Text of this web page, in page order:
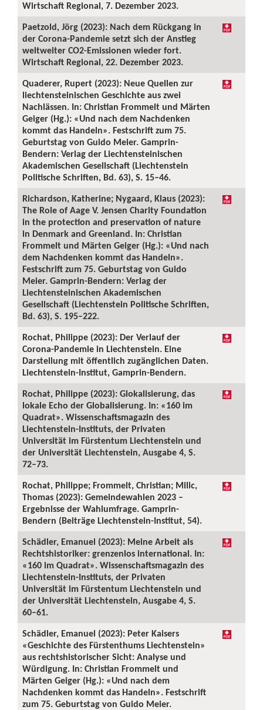
Wirtschaft Regional, 7. Dezember 2023.
Paetzold, Jörg (2023): Nach dem Rückgang in
der Corona-Pandemie setzt sich der Anstieg
weltweiter CO2-Emissionen wieder fort.
Wirtschaft Regional, 22. Dezember 2023.
Quaderer, Rupert (2023): Neue Quellen zur
liechtensteinischen Geschichte aus zwei
Nachlässen. In: Christian Frommelt und Märten
Geiger (Hg.): «Und nach dem Nachdenken
kommt das Handeln». Festschrift zum 75.
Geburtstag von Guido Meier. Gamprin-
Bendern: Verlag der Liechtensteinischen
Akademischen Gesellschaft (Liechtenstein
Politische Schriften, Bd. 63), S. 15–46.
Richardson, Katherine; Nygaard, Klaus (2023):
The Role of Aage V. Jensen Charity Foundation
in the protection and preservation of nature
in Denmark and Greenland. In: Christian
Frommelt und Märten Geiger (Hg.): «Und nach
dem Nachdenken kommt das Handeln».
Festschrift zum 75. Geburtstag von Guido
Meier. Gamprin-Bendern: Verlag der
Liechtensteinischen Akademischen
Gesellschaft (Liechtenstein Politische Schriften,
Bd. 63), S. 195–222.
Rochat, Philippe (2023): Der Verlauf der
Corona-Pandemie in Liechtenstein. Eine
Darstellung mit öffentlich zugänglichen Daten.
Liechtenstein-Institut, Gamprin-Bendern.
Rochat, Philippe (2023): Glokalisierung, das
lokale Echo der Globalisierung. In: «160 im
Quadrat». Wissenschaftsmagazin des
Liechtenstein-Instituts, der Privaten
Universität im Fürstentum Liechtenstein und
der Universität Liechtenstein, Ausgabe 4, S.
72–73.
Rochat, Philippe; Frommelt, Christian; Milic,
Thomas (2023): Gemeindewahlen 2023 –
Ergebnisse der Wahlumfrage. Gamprin-
Bendern (Beiträge Liechtenstein-Institut, 54).
Schädler, Emanuel (2023): Meine Arbeit als
Rechtshistoriker: grenzenlos international. In:
«160 im Quadrat». Wissenschaftsmagazin des
Liechtenstein-Instituts, der Privaten
Universität im Fürstentum Liechtenstein und
der Universität Liechtenstein, Ausgabe 4, S.
60–61.
Schädler, Emanuel (2023): Peter Kaisers
«Geschichte des Fürstenthums Liechtenstein»
aus rechtshistorischer Sicht: Analyse und
Würdigung. In: Christian Frommelt und
Märten Geiger (Hg.): «Und nach dem
Nachdenken kommt das Handeln». Festschrift
zum 75. Geburtstag von Guido Meier.